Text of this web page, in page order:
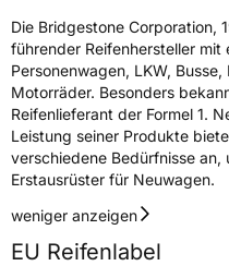
Die Bridgestone Corporation,
führender Reifenhersteller
Personenwagen, LKW,
Motorräder. Besonders
Reifenlieferant der Formel 1.
Leistung seiner Produkte
verschiedene Bedürfnisse an,
Erstausrüster für Neuwagen.
weniger anzeigen
EU Reifenlabel